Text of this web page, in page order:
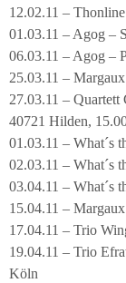
12.02.11 –
01.03.11 – Agog –
06.03.11 – Agog –
25.03.11 –
27.03.11 –
40721 Hilden,
01.03.11 – What´s
02.03.11 – What´s
03.04.11 – What´s
15.04.11 –
17.04.11 – Trio
19.04.11 – Trio
Köln